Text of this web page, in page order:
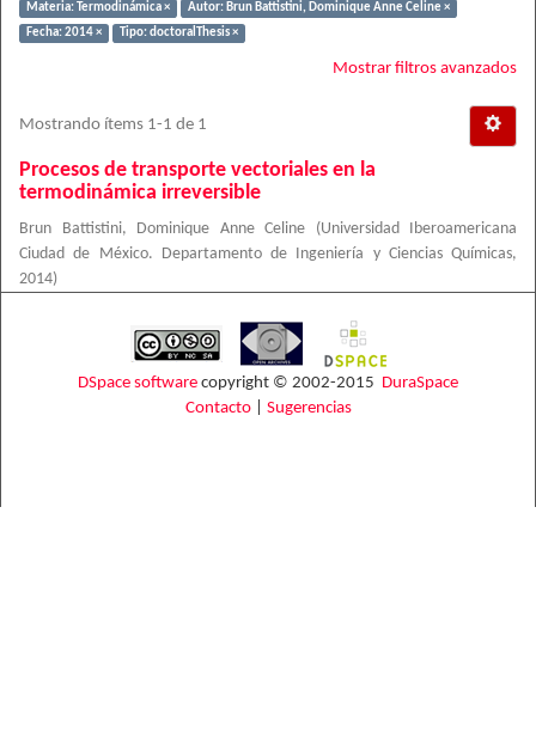
Materia: Termodinámica ×
Autor: Brun Battistini, Dominique Anne Celine ×
Fecha: 2014 ×
Tipo: doctoralThesis ×
Mostrar filtros avanzados
Mostrando ítems 1-1 de 1
Procesos de transporte vectoriales en la
termodinámica irreversible
Brun Battistini, Dominique Anne Celine (Universidad Iberoamericana
Ciudad de México. Departamento de Ingeniería y Ciencias Químicas,
2014)
DSpace software copyright © 2002-2015 DuraSpace
Contacto| Sugerencias